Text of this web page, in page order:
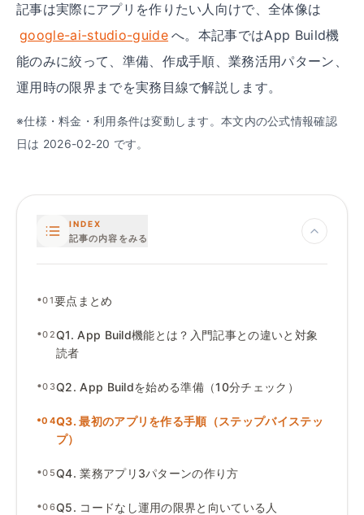
記事は実際にアプリを作りたい人向けで、全体像は
google-ai-studio-guide へ。本記事ではApp Build機
能のみに絞って、準備、作成手順、業務活用パターン、
運用時の限界までを実務目線で解説します。
※仕様・料金・利用条件は変動します。本文内の公式情報確認
日は 2026-02-20 です。
INDEX
記事の内容をみる
•01要点まとめ
•02Q1. App Build機能とは ？ 入門記事との違いと対象
読者
•03Q2. App Buildを始める準備（10分チェック）
•04Q3. 最初のアプリを作る手順（ステップバイステッ
プ）
•05Q4. 業務アプリ3パターンの作り方
•06Q5. コードなし運用の限界と向いている人